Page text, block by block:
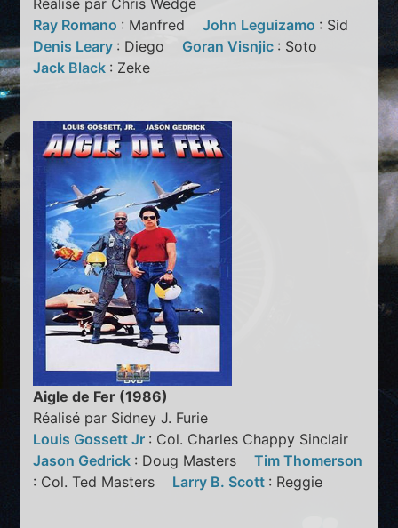
Ray Romano : ManfredJohn Leguizamo : Sid
Denis Leary : Diego Goran Visnjic : Soto
Jack Black : Zeke
Aigle de Fer (1986)
Réalisé par Sidney J. Furie
Louis Gossett Jr : Col. Charles Chappy Sinclair
Jason Gedrick : Doug MastersTim Thomerson
: Col. Ted Masters Larry B. Scott : Reggie